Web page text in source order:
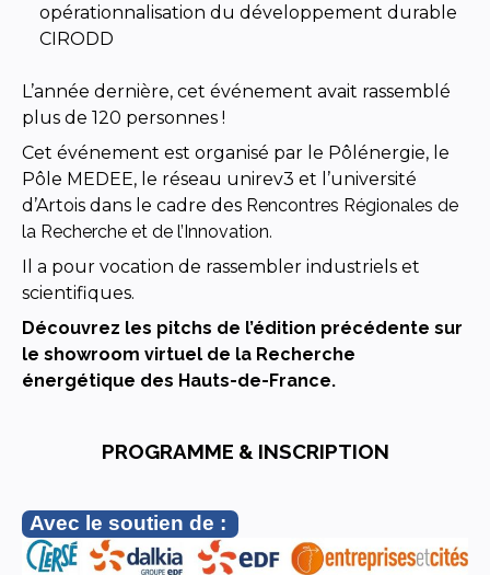
opérationnalisation du développement durable
CIRODD
L’année dernière, cet événement avait rassemblé
plus de 120 personnes !
Cet événement est organisé par le Pôlénergie, le
Pôle MEDEE, le réseau unirev3 et l’université
d’Artois dans le cadre des Rencontres Régionales de
la Recherche et de l’Innovation.
Il a pour vocation de rassembler industriels et
scientifiques.
Découvrez les pitchs de l’édition précédente sur
le showroom virtuel de la Recherche
énergétique des Hauts-de-France.
PROGRAMME & INSCRIPTION
Avec le soutien de :